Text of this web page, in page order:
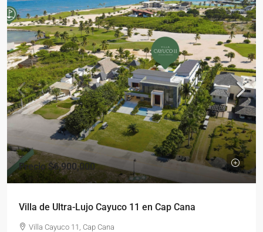
Precio$6,900,000
Villa de Ultra-Lujo Cayuco 11 en Cap Cana
Villa Cayuco 11, Cap Cana